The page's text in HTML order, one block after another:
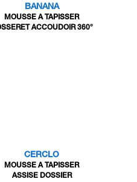
BANANA
MOUSSE A TAPISSER
ACCOUDOIR 360°
CERCLO
MOUSSE A TAPISSER
ASSISE DOSSIER